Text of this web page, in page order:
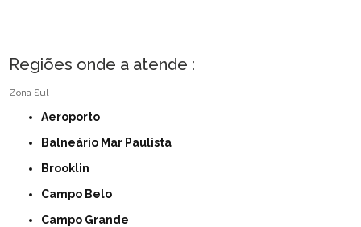
Regiões onde a atende :
Zona Sul
Aeroporto
Balneário Mar Paulista
Brooklin
Campo Belo
Campo Grande